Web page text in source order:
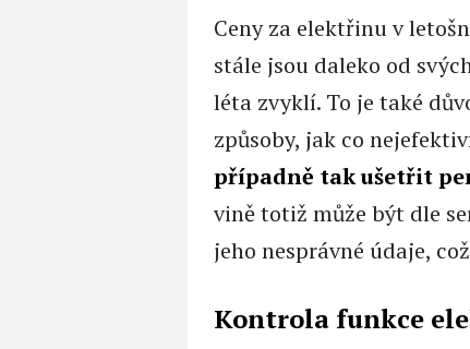
Ceny za elektřinu v
stále jsou daleko od
léta zvyklí. To je také
způsoby, jak co
případně tak ušetřit
vině totiž může být dle
jeho nesprávné údaje,
Kontrola funkce